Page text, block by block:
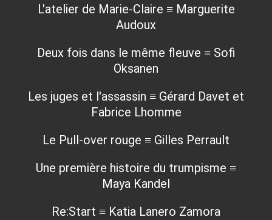
L'atelier de Marie-Claire ≡ Marguerite
Audoux
Deux fois dans le même fleuve ≡ Sofi
Oksanen
Les juges et l'assassin ≡ Gérard Davet et
Fabrice Lhomme
Le Pull-over rouge ≡ Gilles Perrault
Une première histoire du trumpisme ≡
Maya Kandel
Re:Start ≡ Katia Lanero Zamora